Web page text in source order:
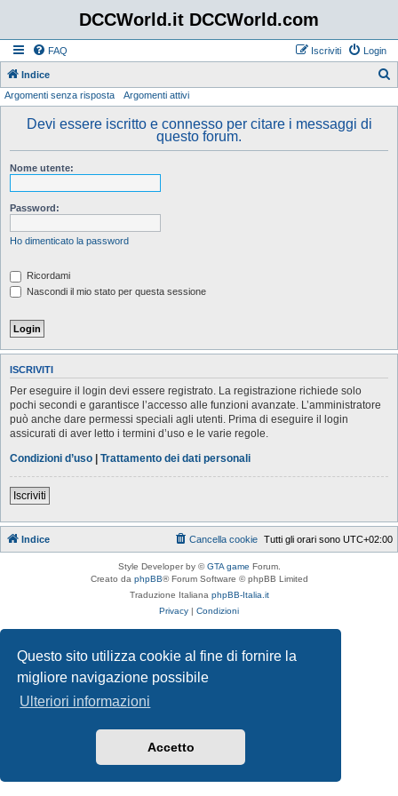
Questo sito utilizza cookie al fine di fornire la
migliore navigazione possibile
Ulteriori informazioni
Accetto
DCCWorld.it DCCWorld.com
FAQ Login
Iscriviti
Indice
Argomenti senza risposta Argomenti attivi
Devi essere iscritto e connesso per citare i messaggi di
questo forum.
Nome utente:
Password:
Ho dimenticato la password
Ricordami
Nascondi il mio stato per questa sessione
ISCRIVITI
Per eseguire il login devi essere registrato. La registrazione richiede solo
pochi secondi e garantisce l’accesso alle funzioni avanzate. L’amministratore
può anche dare permessi speciali agli utenti. Prima di eseguire il login
assicurati di aver letto i termini d’uso e le varie regole.
Condizioni d’uso | Trattamento dei dati personali
Iscriviti
Indice Tutti gli orari sono UTC+02:00
Cancella cookie
Style Developer by ©GTA game Forum.
Creato da phpBB® Forum Software © phpBB Limited
Traduzione Italiana phpBB-Italia.it
Privacy | Condizioni